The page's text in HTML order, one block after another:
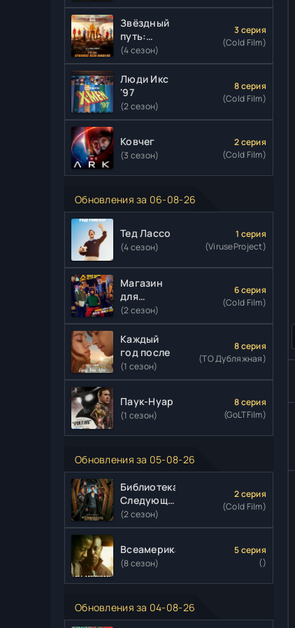
Звёздный
путь:
Странные
новые
миры
(4 сезон)
3 серия
(Cold Film)
Люди Икс
'97
(2 сезон)
8 серия
(Cold Film)
Ковчег
(3 сезон)
2 серия
(Cold Film)
Обновления за 06-08-26
Тед Лассо
(4 сезон)
1 серия
(ViruseProject)
Магазин
для
киллеров
(2 сезон)
6 серия
(Cold Film)
Каждый
год после
(1 сезон)
8 серия
(ТО Дубляжная)
Паук-Нуар
(1 сезон)
8 серия
(GoLTFilm)
Обновления за 05-08-26
Библиотекари:
Следующая
глава
(2 сезон)
2 серия
(Cold Film)
Всеамериканский
(8 сезон)
5 серия
()
Обновления за 04-08-26